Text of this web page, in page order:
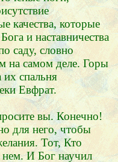
качества, которые
и наставничества
саду, словно
на самом деле. Горы
спальня
Евфрат.
вы. Конечно!
для него, чтобы
Тот, Кто
нем. И Бог научил